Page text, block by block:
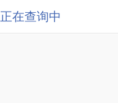
正在查询中